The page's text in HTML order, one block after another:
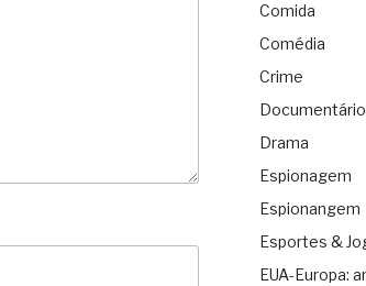
Comida
Comédia
Crime
Documentário
Drama
Espionagem
Espionangem
Esportes &
EUA-Europa: